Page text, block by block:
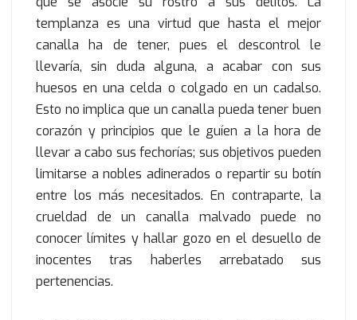
templanza es una virtud que hasta el mejor
canalla ha de tener, pues el descontrol le
llevaría, sin duda alguna, a acabar con sus
huesos en una celda o colgado en un cadalso.
Esto no implica que un canalla pueda tener buen
corazón y principios que le guíen a la hora de
llevar a cabo sus fechorías; sus objetivos pueden
limitarse a nobles adinerados o repartir su botín
entre los más necesitados. En contraparte, la
crueldad de un canalla malvado puede no
conocer límites y hallar gozo en el desuello de
inocentes tras haberles arrebatado sus
pertenencias.